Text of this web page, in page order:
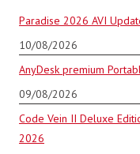
Paradise 2026 AVI
10/08/2026
AnyDesk premium
09/08/2026
Code Vein II Deluxe
2026